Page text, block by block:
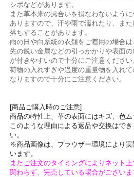
シボなどがあります。
また革本来の風合いを損なわないよう
ありますので、汗や雨で濡れたり、ま
落ちすることがあります。
雨の日や白系統の衣類をご着用の場合は
先の鋭い金属などの引っかかりや表面
が付きやすいので十分にご注意ください
荷物の入れすぎや過度の重量物を入れ
なりますので十分にご注意ください。
[商品ご購入時のご注意]
商品の特性上、革の表面にはキズ、色ム
このような理由による返品や交換はで
い。
※商品画像は、ブラウザー環境により
います。
またご注文のタイミングによりネット
関わらず、完売している場合がございま